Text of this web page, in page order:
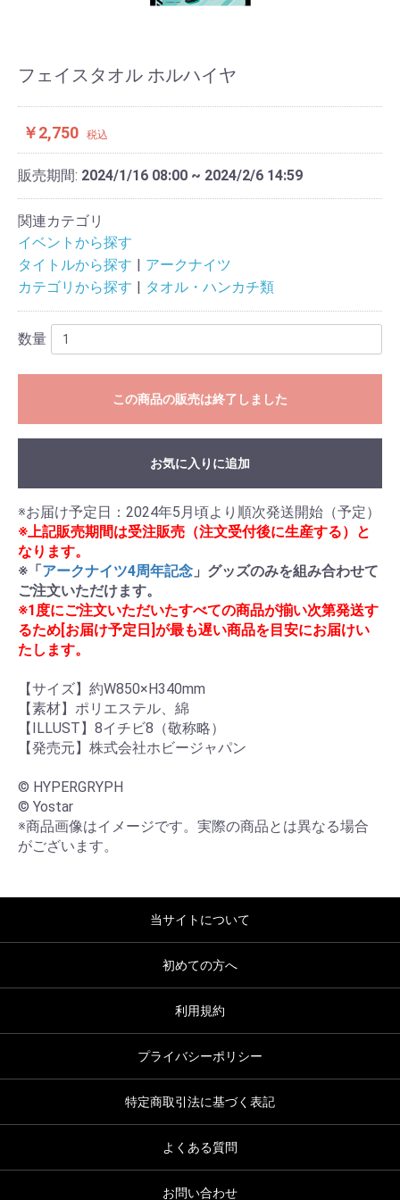
フェイスタオル ホルハイヤ
￥2,750 税込
販売期間: 2024/1/16 08:00 ~ 2024/2/6 14:59
関連カテゴリ
イベントから探す
タイトルから探す
アークナイツ
カテゴリから探す
タオル・ハンカチ類
数量
この商品の販売は終了しました
お気に入りに追加
※上記販売期間は受注販売（注文受付後に生産する）と
なります。
※「アークナイツ4周年記念 」グッズのみを組み合わせて
ご注文いただけます。
※1度にご注文いただいたすべての商品が揃い次第発送す
るため[お届け予定日]が最も遅い商品を目安にお届けい
たします。
【サイズ】約W850×H340mm
【素材】ポリエステル、綿
【ILLUST】8イチビ8（敬称略）
【発売元】株式会社ホビージャパン
© HYPERGRYPH
© Yostar
※商品画像はイメージです。実際の商品とは異なる場合
がございます。
当サイトについて
初めての方へ
利用規約
プライバシーポリシー
特定商取引法に基づく表記
よくある質問
お問い合わせ